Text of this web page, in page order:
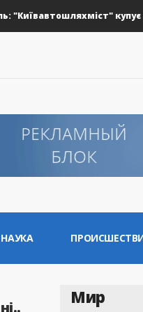
купує 30
НАУКА
Мир